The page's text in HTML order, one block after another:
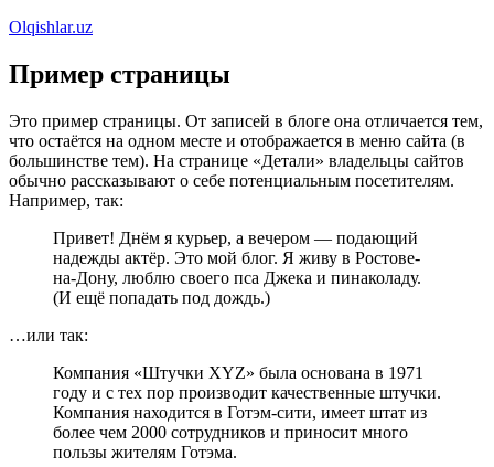
Перейти
содержимому
Olqishlar.uz
Пример страницы
Это пример страницы. От записей в блоге она отличается тем,
что остаётся на одном месте и отображается в меню сайта (в
большинстве тем). На странице «Детали» владельцы сайтов
обычно рассказывают о себе потенциальным посетителям.
Например, так:
Привет! Днём я курьер, а вечером — подающий
надежды актёр. Это мой блог. Я живу в Ростове-
на-Дону, люблю своего пса Джека и пинаколаду.
(И ещё попадать под дождь.)
…или так:
Компания «Штучки XYZ» была основана в 1971
году и с тех пор производит качественные штучки.
Компания находится в Готэм-сити, имеет штат из
более чем 2000 сотрудников и приносит много
пользы жителям Готэма.